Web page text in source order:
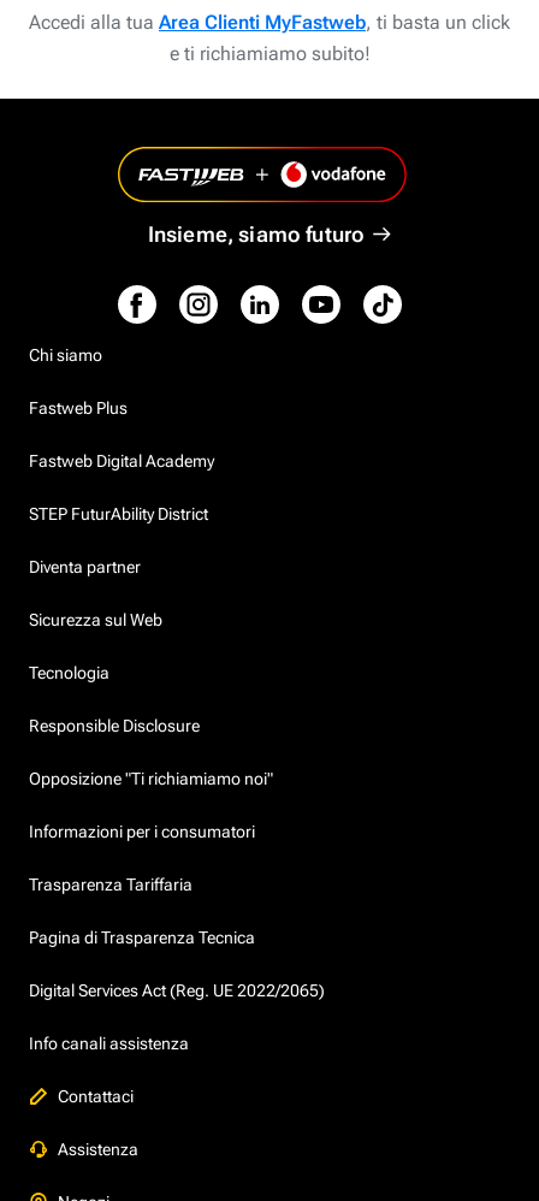
Accedi alla tua Area Clienti MyFastweb, ti basta un click
e ti richiamiamo subito!
Insieme, siamo futuro
Chi siamo
Fastweb Plus
Fastweb Digital Academy
STEP FuturAbility District
Diventa partner
Sicurezza sul Web
Tecnologia
Responsible Disclosure
Opposizione "Ti richiamiamo noi"
Informazioni per i consumatori
Trasparenza Tariffaria
Pagina di Trasparenza Tecnica
Digital Services Act (Reg. UE 2022/2065)
Info canali assistenza
Contattaci
Assistenza